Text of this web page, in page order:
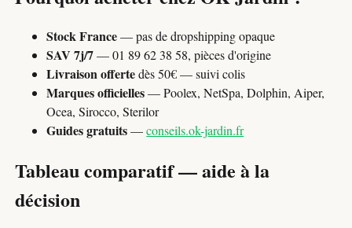
Stock France— pas de dropshipping opaque
SAV 7j/7— 01 89 62 38 58, pièces d'origine
Livraison offertedès 50€ — suivi colis
Marques officielles— Poolex, NetSpa, Dolphin, Aiper,
Ocea, Sirocco, Sterilor
Guides gratuits—conseils.ok-jardin.fr
Tableau comparatif — aide à la
décision